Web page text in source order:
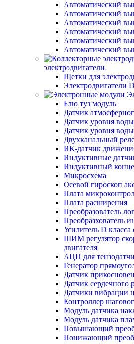
Автоматический
Автоматический
Автоматический
Автоматический
Автоматический
Автоматический
электродвигатели
Щетки для
Электродвигатели
Блю туз модуль
Датчик
Датчик уровня воды
Датчик уровня
Двухканальный
ИК-датчик
Индуктивные
Индуктивный
Микросхема
Осевой гироскоп
Плата
Плата расширения
Преобразователь
Преобразхователь
Усилитель D класса
ШИМ регулятор
двигателя
АЦП для
Генератор
Датчик
Датчик сердечного
Датчики вибрации
Контроллер
Модуль датчика
Модуль датчика
Повышающий
Понижающий